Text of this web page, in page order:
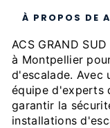
À PROPOS DE
ACS GRAND
à Montpellier
d'escalade. Avec
équipe d'experts
garantir la
installations